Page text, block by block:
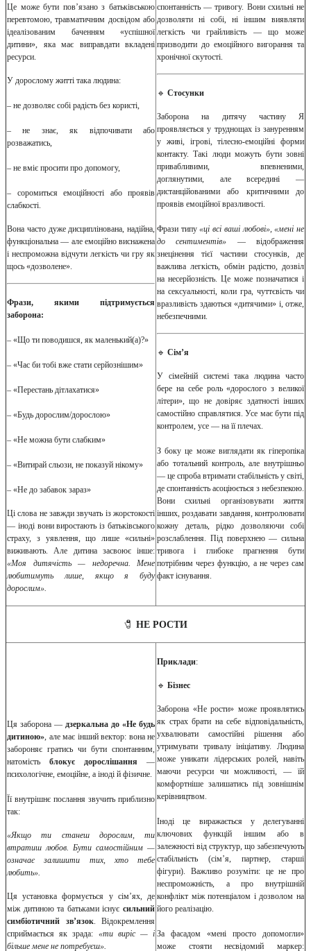
Це може бути пов’язано з батьківською
перевтомою, травматичним досвідом або
ідеалізованим баченням «успішної
дитини», яка має виправдати вкладені
ресурси.
У дорослому житті така людина:
– не дозволяє собі радість без користі,
– не знає, як відпочивати або
розважатись,
– не вміє просити про допомогу,
– соромиться емоційності або проявів
слабкості.
Вона часто дуже дисциплінована, надійна,
функціональна — але емоційно виснажена
і неспроможна відчути легкість чи гру як
щось «дозволене».
Фрази, якими підтримується
заборона:
– «Що ти поводишся, як маленький(а)?»
– «Час би тобі вже стати серйознішим»
– «Перестань дітлахатися»
– «Будь дорослим/дорослою»
– «Не можна бути слабким»
– «Витирай сльози, не показуй нікому»
– «Не до забавок зараз»
Ці слова не завжди звучать із жорстокості
— іноді вони виростають із батьківського
страху, з уявлення, що лише «сильні»
виживають. Але дитина засвоює інше:
«Моя дитячість — недоречна. Мене
любитимуть лише, якщо я буду
дорослим».
спонтанність — тривогу. Вони схильні не
дозволяти ні собі, ні іншим виявляти
легкість чи грайливість — що може
призводити до емоційного вигорання та
хронічної скутості.
🔹 Стосунки
Заборона на дитячу частину Я
проявляється у труднощах із зануренням
у живі, ігрові, тілесно-емоційні форми
контакту. Такі люди можуть бути зовні
привабливими, впевненими,
доглянутими, але всередині —
дистанційованими або критичними до
проявів емоційної вразливості.
Фрази типу«ці всі ваші любові», «мені не
до сентиментів» — відображення
знецінення тієї частини стосунків, де
важлива легкість, обмін радістю, дозвіл
на несерйозність. Це може позначатися і
на сексуальності, коли гра, чуттєвість чи
вразливість здаються «дитячими» і, отже,
небезпечними.
🔹 Сім’я
У сімейній системі така людина часто
бере на себе роль «дорослого з великої
літери», що не довіряє здатності інших
самостійно справлятися. Усе має бути під
контролем, усе — на її плечах.
З боку це може виглядати як гіперопіка
або тотальний контроль, але внутрішньо
— це спроба втримати стабільність у світі,
де спонтанність асоціюється з небезпекою.
Вони схильні організовувати життя
інших, роздавати завдання, контролювати
кожну деталь, рідко дозволяючи собі
розслаблення. Під поверхнею — сильна
тривога і глибоке прагнення бути
потрібним через функцію, а не через сам
факт існування.
🧷 НЕ РОСТИ
Ця заборона — дзеркальна до «Не будь
дитиною», але має інший вектор: вона не
забороняє гратись чи бути спонтанним,
натомість блокує дорослішання —
психологічне, емоційне, а іноді й фізичне.
Її внутрішнє послання звучить приблизно
так:
«Якщо ти станеш дорослим, ти
втратиш любов. Бути самостійним —
означає залишити тих, хто тебе
любить».
Ця установка формується у сім’ях, де
між дитиною та батьками існує сильний
симбіотичний зв’язок. Відокремлення
сприймається як зрада: «ти виріс — і
більше мене не потребуєш».
Приклади:
🔹 Бізнес
Заборона «Не рости» може проявлятись
як страх брати на себе відповідальність,
ухвалювати самостійні рішення або
утримувати тривалу ініціативу. Людина
може уникати лідерських ролей, навіть
маючи ресурси чи можливості, — їй
комфортніше залишатись під зовнішнім
керівництвом.
Іноді це виражається у делегуванні
ключових функцій іншим або в
залежності від структур, що забезпечують
стабільність (сім’я, партнер, старші
фігури). Важливо розуміти: це не про
неспроможність, а про внутрішній
конфлікт між потенціалом і дозволом на
його реалізацію.
За фасадом «мені просто допомогли»
може стояти несвідомий маркер: